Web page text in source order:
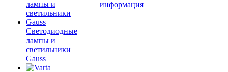
Светодиодные
лампы и
светильники
Gauss
информация